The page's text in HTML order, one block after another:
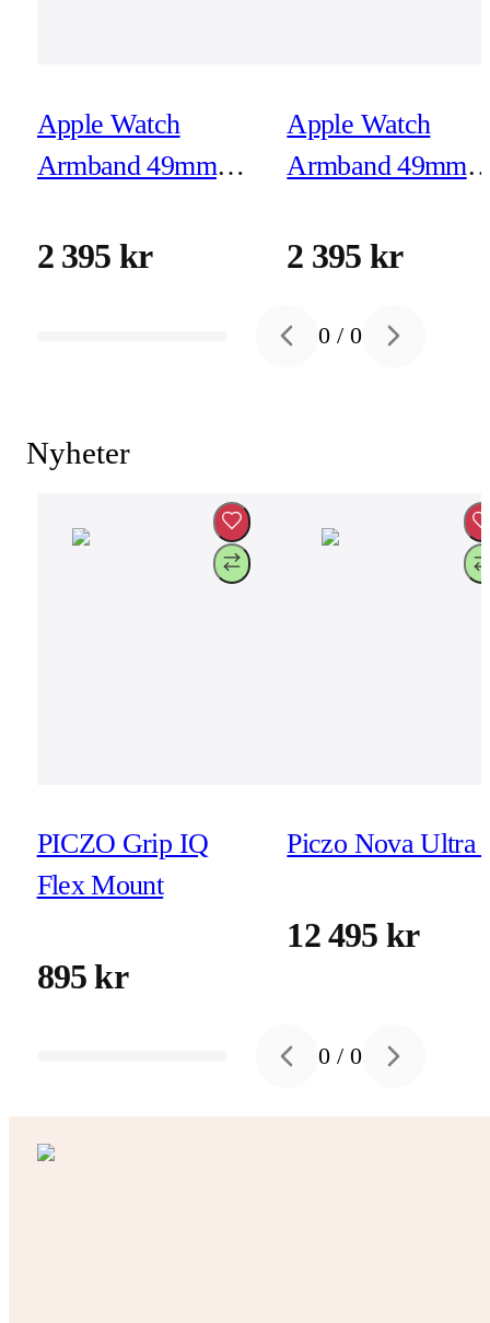
Apple Watch
Armband 49mm
Milanesisk loop -
2 395 kr
Apple Watch
Armband 49mm
Milanesisk loop -
2 395 kr
Previous slide
0 /0 Next slide
Nyheter
PICZO Grip IQ
Flex Mount
895 kr
Piczo Nova Ultra
12 495 kr
Previous slide
0 /0 Next slide